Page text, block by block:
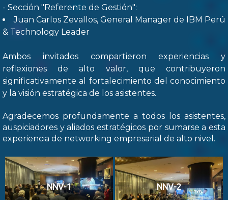
- Sección "Referente de Gestión":
Juan Carlos Zevallos, General Manager de IBM Perú
& Technology Leader
Ambos invitados compartieron experiencias y
reflexiones de alto valor, que contribuyeron
significativamente al fortalecimiento del conocimiento
y la visión estratégica de los asistentes.
Agradecemos profundamente a todos los asistentes,
auspiciadores y aliados estratégicos por sumarse a esta
experiencia de networking empresarial de alto nivel.
NNV-1 NNV-2